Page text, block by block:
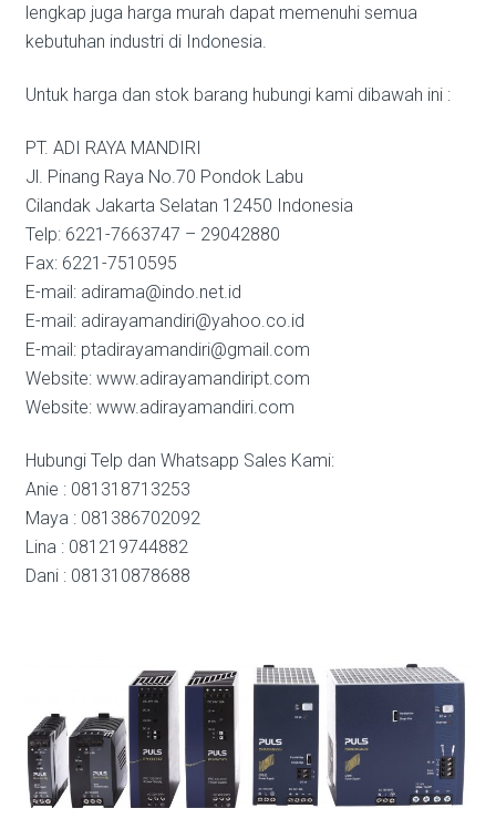
lengkap juga harga murah dapat memenuhi semua
kebutuhan industri di Indonesia.
Untuk harga dan stok barang hubungi kami dibawah ini :
PT. ADI RAYA MANDIRI
Jl. Pinang Raya No.70 Pondok Labu
Cilandak Jakarta Selatan 12450 Indonesia
Telp: 6221-7663747 – 29042880
Fax: 6221-7510595
E-mail: adirama@indo.net.id
E-mail: adirayamandiri@yahoo.co.id
E-mail: ptadirayamandiri@gmail.com
Website: www.adirayamandiript.com
Website: www.adirayamandiri.com
Hubungi Telp dan Whatsapp Sales Kami:
Anie : 081318713253
Maya : 081386702092
Lina : 081219744882
Dani : 081310878688